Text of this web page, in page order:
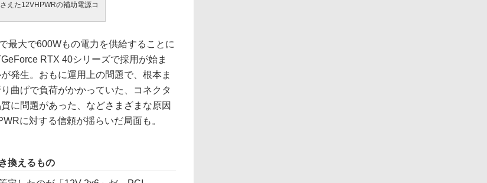
えた12VHPWRの補助電源コ
最大で600Wもの電力を供給することに
RTX 40シリーズで採用が始ま
発生。おもに運用上の問題で、根本ま
曲げで負荷がかかっていた、コネクタ
に問題があった、などさまざまな原因
に対する信頼が揺らいだ局面も。
換えるもの